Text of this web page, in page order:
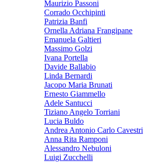
Maurizio Passoni
Corrado Occhipinti
Patrizia Banfi
Ornella Adriana Frangipane
Emanuela Galtieri
Massimo Golzi
Ivana Portella
Davide Ballabio
Linda Bernardi
Jacopo Maria Brunati
Ernesto Giammello
Adele Santucci
Tiziano Angelo Torriani
Lucia Buldo
Andrea Antonio Carlo Cavestri
Anna Rita Ramponi
Alessandro Nebuloni
Luigi Zucchelli